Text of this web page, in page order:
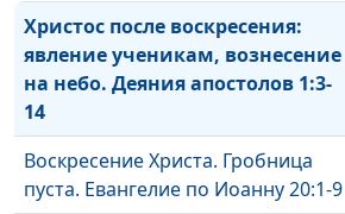
Христос после воскресения:
явление ученикам, вознесение
на небо. Деяния апостолов 1:3-
14
Воскресение Христа. Гробница
пуста. Евангелие по Иоанну 20:1-9